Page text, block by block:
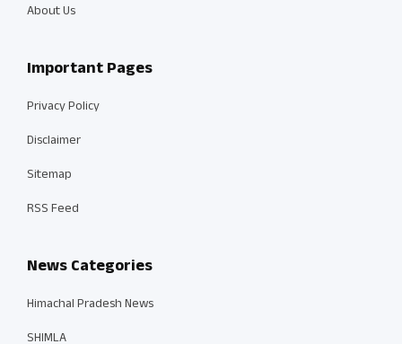
About Us
Important Pages
Privacy Policy
Disclaimer
Sitemap
RSS Feed
News Categories
Himachal Pradesh News
SHIMLA